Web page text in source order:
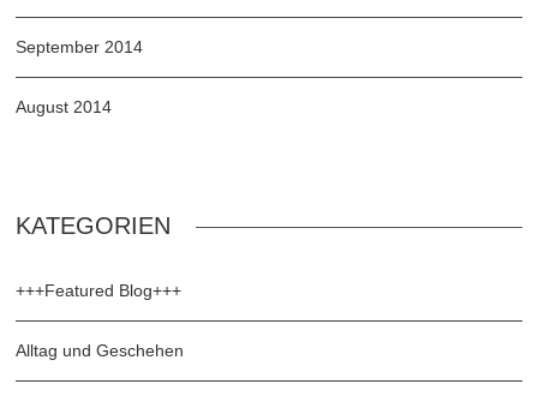
September 2014
August 2014
KATEGORIEN
+++Featured Blog+++
Alltag und Geschehen